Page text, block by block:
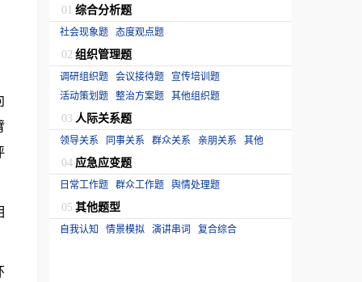
01 综合分析题
社会现象题 态度观点题
02 组织管理题
调研组织题 会议接待题 宣传培训题
活动策划题 整治方案题 其他组织题
03 人际关系题
领导关系 同事关系 群众关系 亲朋关系 其他
04 应急应变题
日常工作题 群众工作题 舆情处理题
05 其他题型
自我认知 情景模拟 演讲串词 复合综合